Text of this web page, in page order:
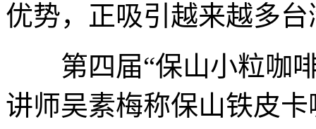
优势，正吸引越来越多
第四届“保山小粒咖啡
讲师吴素梅称保山铁皮